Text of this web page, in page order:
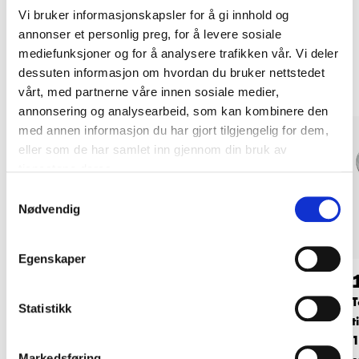
Vi bruker informasjonskapsler for å gi innhold og
annonser et personlig preg, for å levere sosiale
mediefunksjoner og for å analysere trafikken vår. Vi deler
dessuten informasjon om hvordan du bruker nettstedet
vårt, med partnerne våre innen sosiale medier,
annonsering og analysearbeid, som kan kombinere den
med annen informasjon du har gjort tilgjengelig for dem,
eller som de har samlet inn gjennom din bruk av
Nødvendig
Egenskaper
Statistikk
Andre kunder har også kjøpt
Kuleventil med spak,
Støttehylser for PEX-